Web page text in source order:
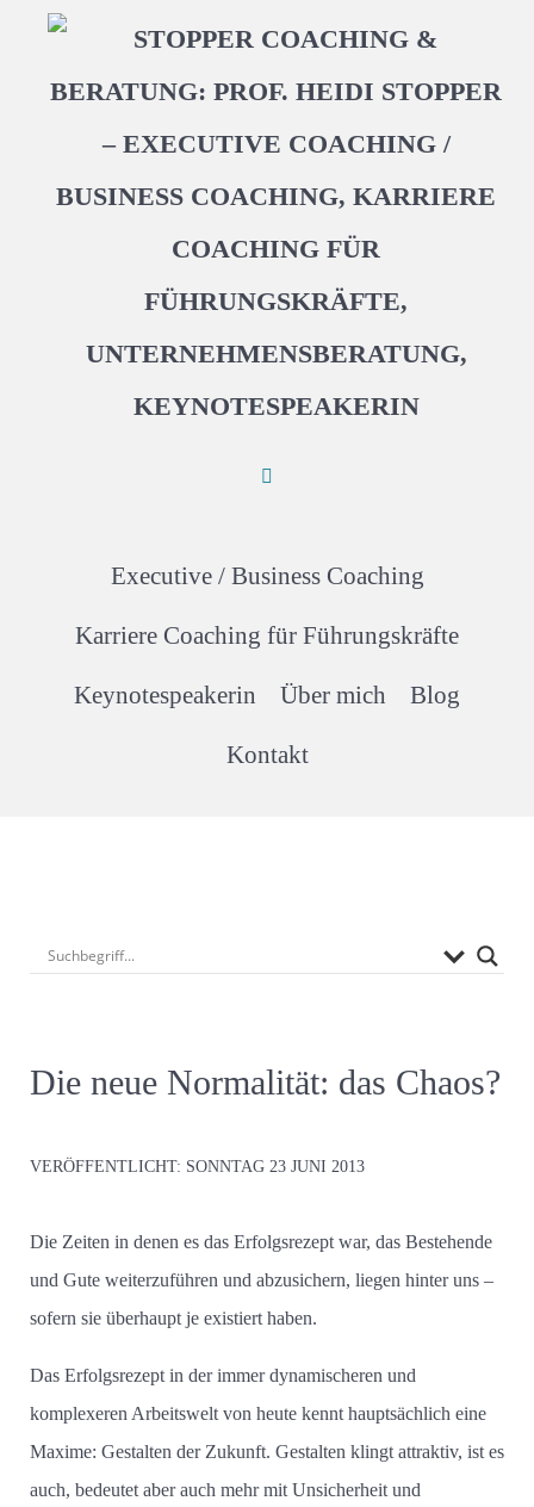
Executive / Business Coaching
Karriere Coaching für Führungskräfte
Keynotespeakerin Über mich Blog
Kontakt
Die neue Normalität: das Chaos?
VERÖFFENTLICHT: SONNTAG 23 JUNI 2013
Die Zeiten in denen es das Erfolgsrezept war, das Bestehende
und Gute weiterzuführen und abzusichern, liegen hinter uns –
sofern sie überhaupt je existiert haben.
Das Erfolgsrezept in der immer dynamischeren und
komplexeren Arbeitswelt von heute kennt hauptsächlich eine
Maxime: Gestalten der Zukunft. Gestalten klingt attraktiv, ist es
auch, bedeutet aber auch mehr mit Unsicherheit und